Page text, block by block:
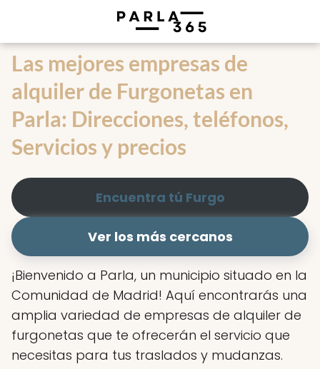
Las mejores empresas de
alquiler de Furgonetas en
Parla: Direcciones, teléfonos,
Servicios y precios
Encuentra tú Furgo
Ver los más cercanos
¡Bienvenido a Parla, un municipio situado en la
Comunidad de Madrid! Aquí encontrarás una
amplia variedad de empresas de alquiler de
furgonetas que te ofrecerán el servicio que
necesitas para tus traslados y mudanzas.